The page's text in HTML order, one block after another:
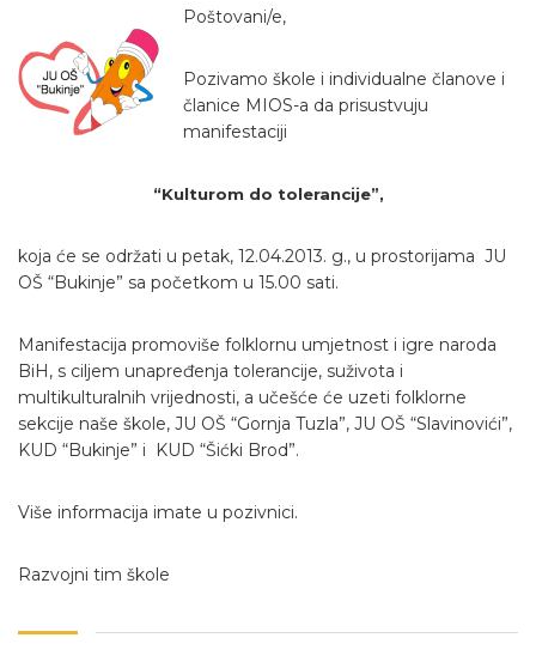
Poštovani/e,
Pozivamo škole i individualne članove i
članice MIOS-a da prisustvuju
manifestaciji
“Kulturom do tolerancije”,
koja će se održati u petak, 12.04.2013. g., u prostorijama JU
OŠ “Bukinje” sa početkom u 15.00 sati.
Manifestacija promoviše folklornu umjetnost i igre naroda
BiH, s ciljem unapređenja tolerancije, suživota i
multikulturalnih vrijednosti, a učešće će uzeti folklorne
sekcije naše škole, JU OŠ “Gornja Tuzla”, JU OŠ “Slavinovići”,
KUD “Bukinje” i KUD “Šićki Brod”.
Više informacija imate u pozivnici.
Razvojni tim škole